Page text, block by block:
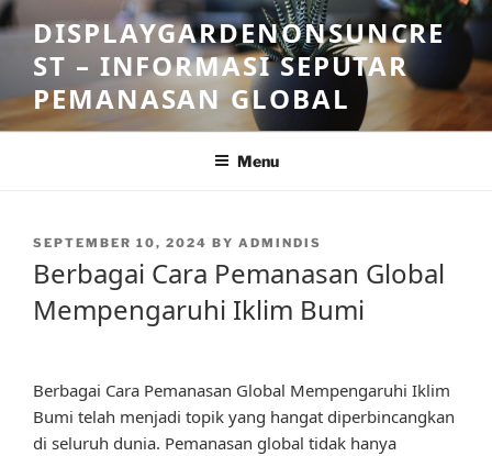
Skip
to
content
DISPLAYGARDENONSUNCRE
ST – INFORMASI SEPUTAR
PEMANASAN GLOBAL
Menu
POSTED
SEPTEMBER 10, 2024 BY ADMINDIS
Berbagai Cara Pemanasan Global
Mempengaruhi Iklim Bumi
Berbagai Cara Pemanasan Global Mempengaruhi Iklim
Bumi telah menjadi topik yang hangat diperbincangkan
di seluruh dunia. Pemanasan global tidak hanya